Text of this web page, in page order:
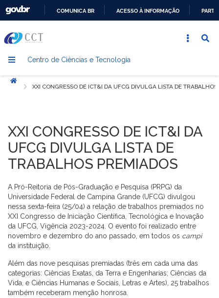
CONTEÚDO
COMUNICA BR ACESSO À INFORMAÇÃO
Centro de Ciências e Tecnologia
Início
XXI CONGRESSO DE ICT&I DA UFCG DIVULGA LISTA DE TRABALHOS
XXI CONGRESSO DE ICT&I DA
UFCG DIVULGA LISTA DE
TRABALHOS PREMIADOS
A Pró-Reitoria de Pós-Graduação e Pesquisa (PRPG) da
Universidade Federal de Campina Grande (UFCG) divulgou
nessa sexta-feira (25/04) a relação de trabalhos premiados no
XXI Congresso de Iniciação Científica, Tecnológica e Inovação
da UFCG, Vigência 2023-2024. O evento foi realizado entre
novembro e dezembro do ano passado, em todos os campi
da instituição.
Além das nove pesquisas premiadas (três em cada uma das
categorias: Ciências Exatas, da Terra e Engenharias; Ciências da
Vida, e Ciências Humanas e Sociais, Letras e Artes), 25 trabalhos
também receberam menção honrosa.